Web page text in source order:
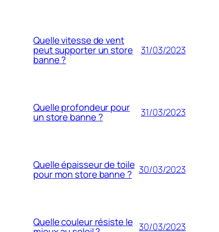
Quelle vitesse de vent
peut supporter un store
banne ?
31/03/2023
Quelle profondeur pour
un store banne ? 31/03/2023
Quelle épaisseur de toile
pour mon store banne ? 30/03/2023
Quelle couleur résiste le 30/03/2023